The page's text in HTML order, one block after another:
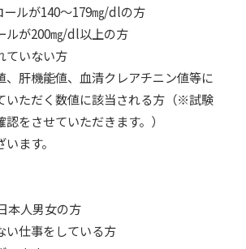
ールが140～179㎎/dlの方
ルが200㎎/dl以上の方
ていない方
、肝機能値、血清クレアチニン値等に
いただく数値に該当される方（※試験
をさせていただきます。）
ます。
本人男女の方
い仕事をしている方